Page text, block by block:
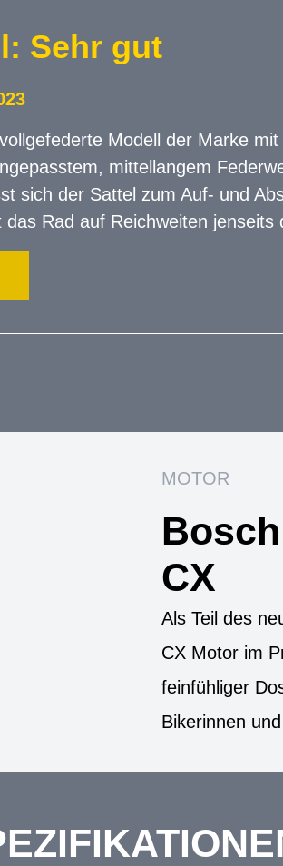
Sehr gut
Modell der Marke
mittellangem
sich der Sattel zum Auf- und
das Rad auf Reichweiten jenseits
MOTOR
CX
Als Teil des
CX Motor im
feinfühliger
Bikerinnen